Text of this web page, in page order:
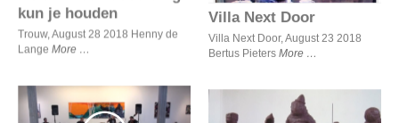
kun je houden
Trouw, August 28 2018 Henny de
Lange More
Villa Next Door
Villa Next Door, August 23 2018
Bertus Pieters More